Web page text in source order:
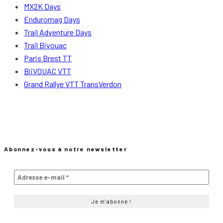
MX2K Days
Enduromag Days
Trail Adventure Days
Trail Bivouac
Paris Brest TT
BiiVOUAC VTT
Grand Rallye VTT TransVerdon
Abonnez-vous à notre newsletter